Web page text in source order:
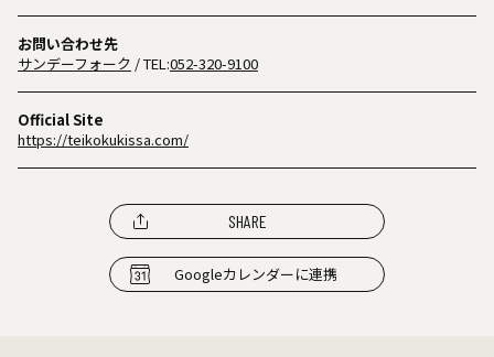
お問い合わせ先
サンデーフォーク / TEL:052-320-9100
Official Site
https://teikokukissa.com/
SHARE
Googleカレンダーに連携